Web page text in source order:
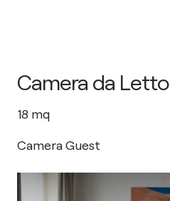
Camera da Letto
18 mq
Camera Guest